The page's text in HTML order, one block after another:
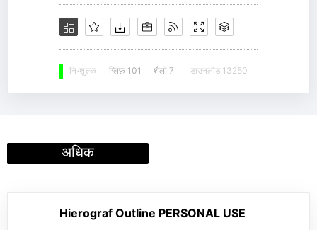
नि: शुल्क ग्लिफ़ 101 शैली 7 डाउनलोड 13250
अधिक
Hierograf Outline PERSONAL USE